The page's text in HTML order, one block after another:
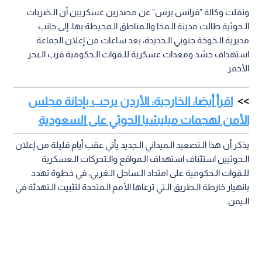
ونقلت وكالة "فرانس برس" عن مصدرين عسكريين أن الـضربات
الـحوثية طالت مدينة الـمخا والـمناطق الـمحيطة بها، إلى جانب
مديرية الـخوخة جنوبي الـحديدة، بعد ساعات من إعلان الجماعة
استهداف حشد ومعدات عسكرية للـقوات الـحكومية قرب الـبحر
الأحمر.
اقرأ أيضا: الخارجية: الأردن يرحب بإدانة مجلس
الأمن لهجمات ميليشيا الحوثي على السعودية
يذكر أن هذا الـتصعيد الـميداني الـجديد يأتي عقب أيام قليلة من إعلان
الـحوثيين استئناف استهداف الـمواقع والـتحركات الـعسكرية
للـقوات الـحكومية على امتداد الـساحل الـغربي، في خطوة تهدد
بانهيار خارطة الـطريق الـتي ترعاها الأمم الـمتحدة لتثبيت الـتهدئة في
الـيمن.